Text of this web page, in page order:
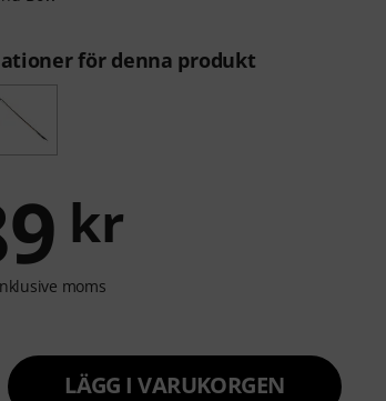
för denna produkt
kr
moms
LÄGG I VARUKORGEN